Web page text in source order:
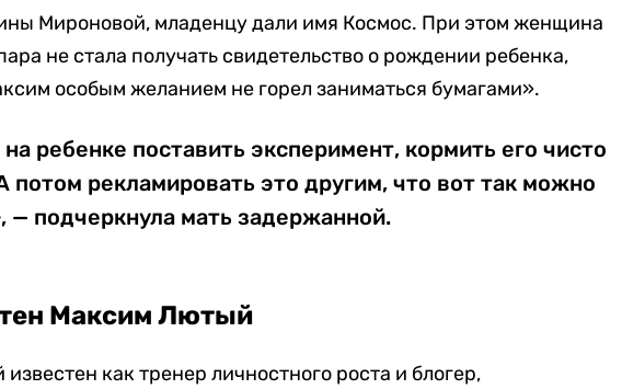
Мироновой, младенцу дали имя Космос. При этом женщина
не стала получать свидетельство о рождении ребенка,
особым желанием не горел заниматься бумагами».
ребенке поставить эксперимент, кормить его чисто
потом рекламировать это другим, что вот так можно
— подчеркнула мать задержанной.
Максим Лютый
как тренер личностного роста и блогер,